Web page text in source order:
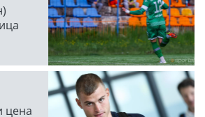
цена